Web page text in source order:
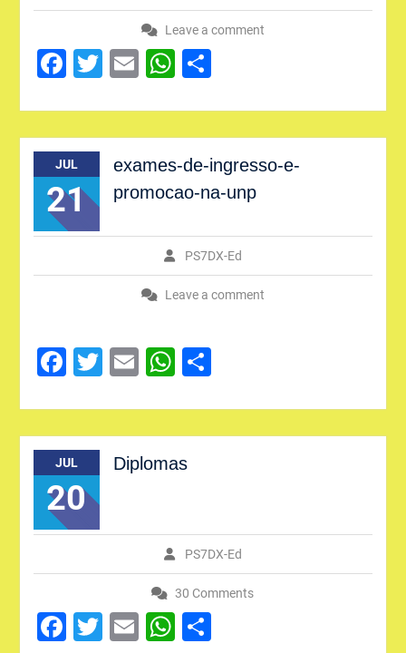
Leave a comment
Facebook
Twitter
EmailWhatsApp
Share
JUL
21
exames-de-ingresso-e-
promocao-na-unp
PS7DX-Ed
Leave a comment
Facebook
Twitter
EmailWhatsApp
Share
JUL
20
Diplomas
PS7DX-Ed
30 Comments
Facebook
Twitter
EmailWhatsApp
Share